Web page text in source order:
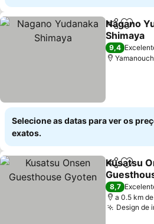
Partilhar
Nagano
Shimaya
9,4
Selecione as datas para ver os
exatos.
Partilhar
Kusatsu
8,7
a 0.5 km
Design de